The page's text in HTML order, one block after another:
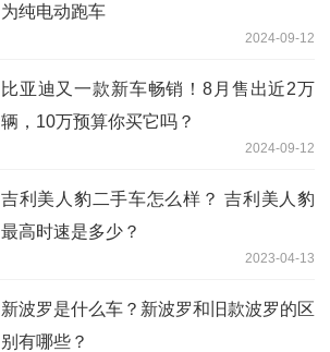
为纯电动跑车
2024-09-12
比亚迪又一款新车畅销！8月售出近2万
辆，10万预算你买它吗？
2024-09-12
吉利美人豹二手车怎么样？ 吉利美人豹
最高时速是多少？
2023-04-13
新波罗是什么车？新波罗和旧款波罗的区
别有哪些？